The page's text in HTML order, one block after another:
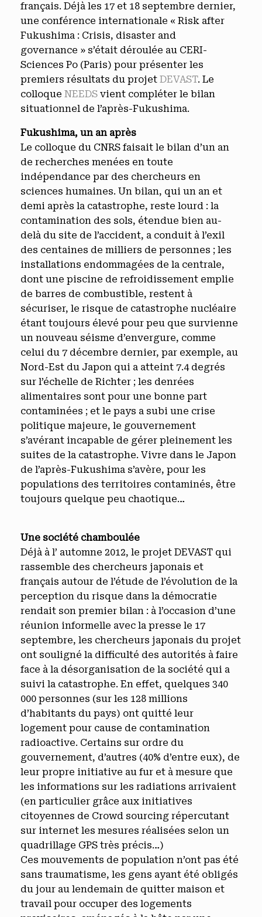
français. Déjà les 17 et 18 septembre dernier,
une conférence internationale « Risk after
Fukushima : Crisis, disaster and
governance » s’était déroulée au CERI-
Sciences Po (Paris) pour présenter les
premiers résultats du projet DEVAST. Le
colloque NEEDS vient compléter le bilan
situationnel de l’après-Fukushima.
Fukushima, un an après
Le colloque du CNRS faisait le bilan d’un an
de recherches menées en toute
indépendance par des chercheurs en
sciences humaines. Un bilan, qui un an et
demi après la catastrophe, reste lourd : la
contamination des sols, étendue bien au-
delà du site de l’accident, a conduit à l’exil
des centaines de milliers de personnes ; les
installations endommagées de la centrale,
dont une piscine de refroidissement emplie
de barres de combustible, restent à
sécuriser, le risque de catastrophe nucléaire
étant toujours élevé pour peu que survienne
un nouveau séisme d’envergure, comme
celui du 7 décembre dernier, par exemple, au
Nord-Est du Japon qui a atteint 7.4 degrés
sur l’échelle de Richter ; les denrées
alimentaires sont pour une bonne part
contaminées ; et le pays a subi une crise
politique majeure, le gouvernement
s’avérant incapable de gérer pleinement les
suites de la catastrophe. Vivre dans le Japon
de l’après-Fukushima s’avère, pour les
populations des territoires contaminés, être
toujours quelque peu chaotique…
Une société chamboulée
Déjà à l’ automne 2012, le projet DEVAST qui
rassemble des chercheurs japonais et
français autour de l’étude de l’évolution de la
perception du risque dans la démocratie
rendait son premier bilan : à l’occasion d’une
réunion informelle avec la presse le 17
septembre, les chercheurs japonais du projet
ont souligné la difficulté des autorités à faire
face à la désorganisation de la société qui a
suivi la catastrophe. En effet, quelques 340
000 personnes (sur les 128 millions
d’habitants du pays) ont quitté leur
logement pour cause de contamination
radioactive. Certains sur ordre du
gouvernement, d’autres (40% d’entre eux), de
leur propre initiative au fur et à mesure que
les informations sur les radiations arrivaient
(en particulier grâce aux initiatives
citoyennes de Crowd sourcing répercutant
sur internet les mesures réalisées selon un
quadrillage GPS très précis…)
Ces mouvements de population n’ont pas été
sans traumatisme, les gens ayant été obligés
du jour au lendemain de quitter maison et
travail pour occuper des logements